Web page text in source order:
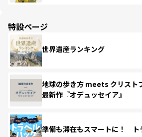
特設ページ
世界遺産ランキング
地球の歩き方 meets クリスト
最新作『オデュッセイア』
準備も滞在もスマートに！ ト